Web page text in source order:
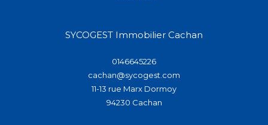
SYCOGEST Immobilier Cachan
0146645226
cachan@sycogest.com
11-13 rue Marx Dormoy
94230
cachan